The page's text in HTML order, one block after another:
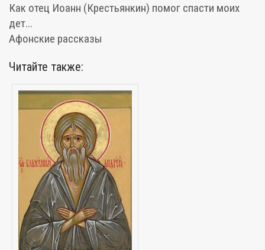
Как отец Иоанн (Крестьянкин) помог спасти моих
дет...
Афонские рассказы
Читайте также: